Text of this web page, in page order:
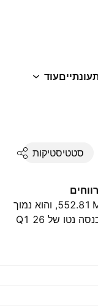
עונתייםעוד
סטטיסטיקות
סך ההכנסות ברבעון האחרון הוא ‪552.81 M‬ MYR, והוא נמוך
ב-29.41% בהשוואה לרבעון הקודם. ההכנסה נטו של Q1 26